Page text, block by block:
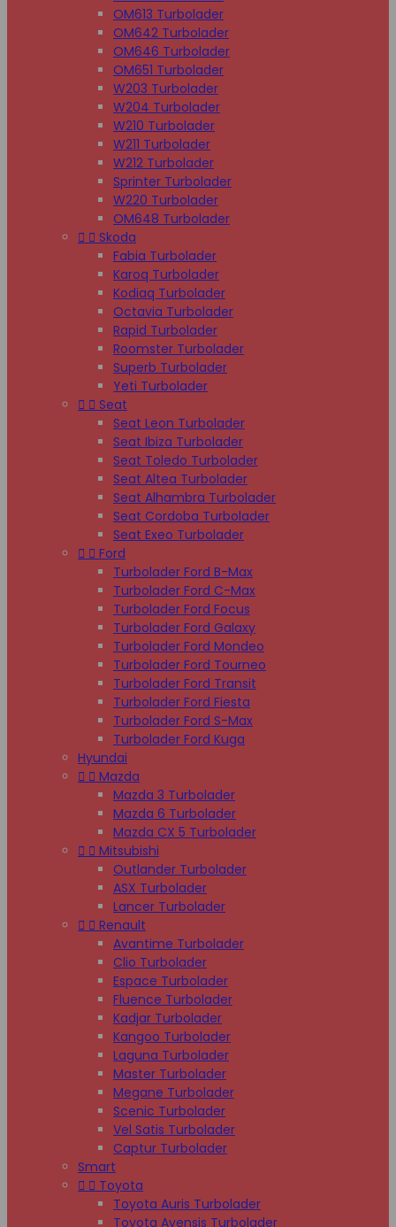
OM613 Turbolader
OM642 Turbolader
OM646 Turbolader
OM651 Turbolader
W203 Turbolader
W204 Turbolader
W210 Turbolader
W211 Turbolader
W212 Turbolader
Sprinter Turbolader
W220 Turbolader
OM648 Turbolader
  Skoda
Fabia Turbolader
Karoq Turbolader
Kodiaq Turbolader
Octavia Turbolader
Rapid Turbolader
Roomster Turbolader
Superb Turbolader
Yeti Turbolader
  Seat
Seat Leon Turbolader
Seat Ibiza Turbolader
Seat Toledo Turbolader
Seat Altea Turbolader
Seat Alhambra Turbolader
Seat Cordoba Turbolader
Seat Exeo Turbolader
  Ford
Turbolader Ford B-Max
Turbolader Ford C-Max
Turbolader Ford Focus
Turbolader Ford Galaxy
Turbolader Ford Mondeo
Turbolader Ford Tourneo
Turbolader Ford Transit
Turbolader Ford Fiesta
Turbolader Ford S-Max
Turbolader Ford Kuga
Hyundai
  Mazda
Mazda 3 Turbolader
Mazda 6 Turbolader
Mazda CX 5 Turbolader
  Mitsubishi
Outlander Turbolader
ASX Turbolader
Lancer Turbolader
  Renault
Avantime Turbolader
Clio Turbolader
Espace Turbolader
Fluence Turbolader
Kadjar Turbolader
Kangoo Turbolader
Laguna Turbolader
Master Turbolader
Megane Turbolader
Scenic Turbolader
Vel Satis Turbolader
Captur Turbolader
Smart
  Toyota
Toyota Auris Turbolader
Toyota Avensis Turbolader